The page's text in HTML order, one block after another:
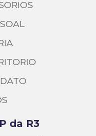
da R3